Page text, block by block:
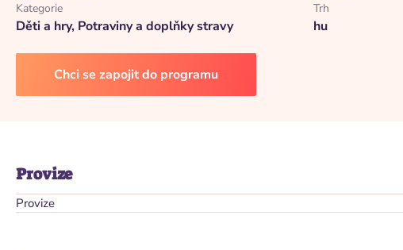
Kategorie
Děti a hry, Potraviny a doplňky stravy
Trh
hu
Chci se zapojit do programu
Provize
Provize